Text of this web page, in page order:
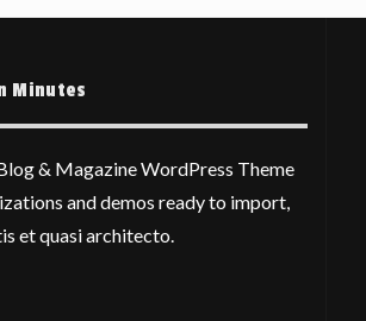
Minutes
& Magazine WordPress Theme
and demos ready to import,
et quasi architecto.